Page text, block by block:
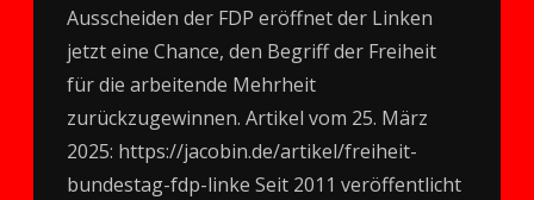
Ausscheiden der FDP eröffnet der Linken
jetzt eine Chance, den Begriff der Freiheit
für die arbeitende Mehrheit
zurückzugewinnen. Artikel vom 25. März
2025: https://jacobin.de/artikel/freiheit-
bundestag-fdp-linke Seit 2011 veröffentlicht